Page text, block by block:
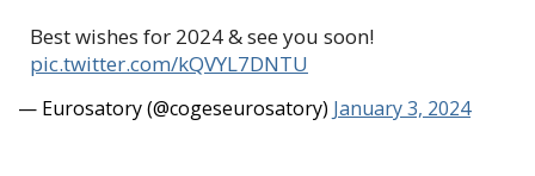
Best wishes for 2024 & see you soon!
pic.twitter.com/kQVYL7DNTU
— Eurosatory (@cogeseurosatory) January 3, 2024